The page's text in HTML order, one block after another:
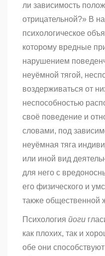
ли зависимость
отрицательной?» В
психологическое
которому вредные
нарушением
неуёмной тягой,
воздерживаться от
неспособностью
своё поведение и
словами, под
неуёмная тяга
или иной вид
для него с
его физического и
также общественной
Психология йоги
как плохих, так и
обе они